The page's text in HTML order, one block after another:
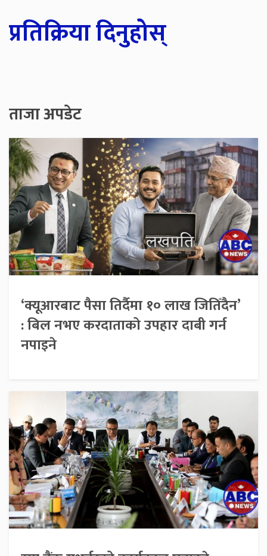
प्रतिक्रिया दिनुहोस्
ताजा अपडेट
‘क्यूआरबाट पैसा तिर्दैमा १० लाख जितिँदैन’
: बिल नभए करदाताको उपहार दाबी गर्न
नपाइने